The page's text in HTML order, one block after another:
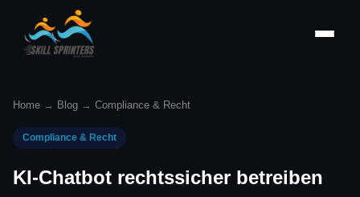
Home → Blog → Compliance & Recht
Compliance & Recht
KI-Chatbot rechtssicher betreiben